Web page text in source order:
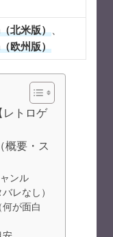
北米版）、
欧州版）
レトロゲ
概要・ス
ンル
レなし）
が面白